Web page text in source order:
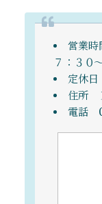
営業
７：３０
定休
住所
電話